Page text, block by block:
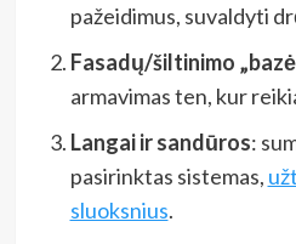
pažeidimus, suvaldyti
Fasadų/šiltinimo
armavimas ten, kur
Langai ir sandūros:
pasirinktas sistemas,
sluoksnius.